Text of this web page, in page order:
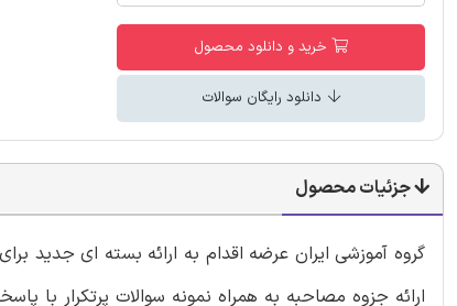
خرید و دانلود محصول
دانلود رایگان سوالات
جزئیات محصول
گروه آموزشی ایران عرضه اقدام به ارائه بسته ای جدید